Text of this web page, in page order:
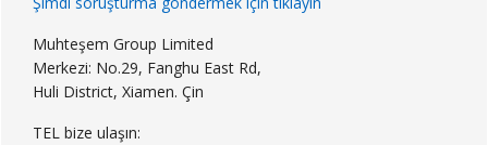
Muhteşem Group Limited
Merkezi: No.29, Fanghu East Rd,
Huli District, Xiamen. Çin
TEL bize ulaşın: